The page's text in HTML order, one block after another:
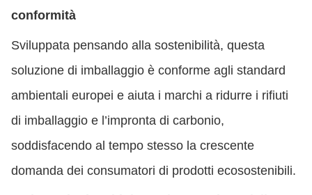
conformità
Sviluppata pensando alla sostenibilità, questa
soluzione di imballaggio è conforme agli standard
ambientali europei e aiuta i marchi a ridurre i rifiuti
di imballaggio e l’impronta di carbonio,
soddisfacendo al tempo stesso la crescente
domanda dei consumatori di prodotti ecosostenibili.